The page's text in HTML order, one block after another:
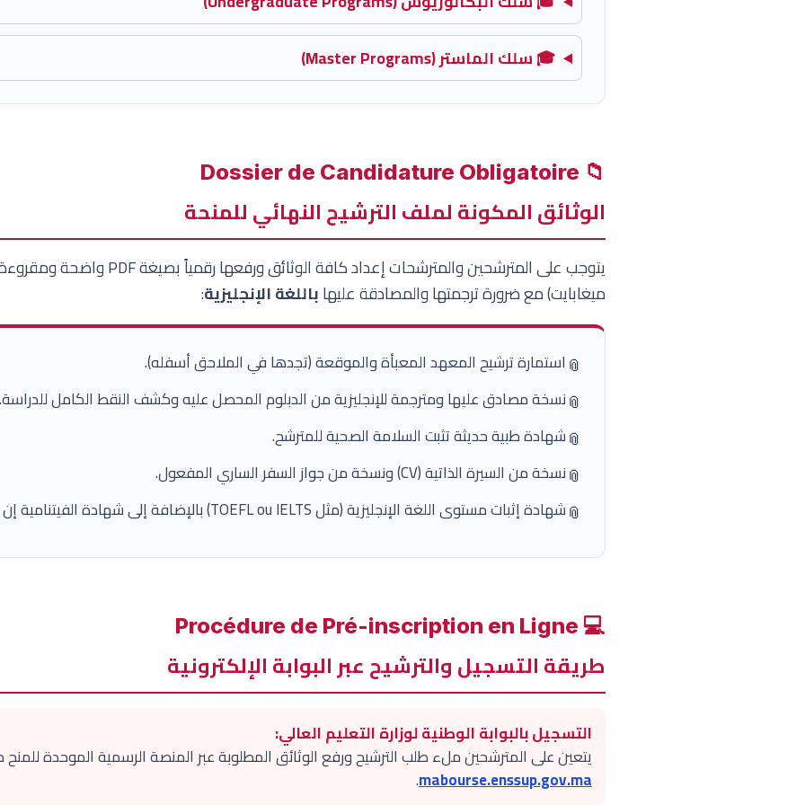
🎓 سلك الماستر (Master Programs)
📁 Dossier de Candidature Obligatoire
الوثائق المكونة لملف الترشيح النهائي للمنحة
ميغابايت) مع ضرورة ترجمتها والمصادقة عليهاباللغة الإنجليزية:
📎 استمارة ترشيح المعهد المعبأة والموقعة (تجدها في الملاحق أسفله).
📎 نسخة مصادق عليها ومترجمة للإنجليزية من الدبلوم المحصل عليه وكشف النقط الكامل للدراسة.
📎 شهادة طبية حديثة تثبت السلامة الصحية للمترشح.
📎 نسخة من السيرة الذاتية (CV) ونسخة من جواز السفر الساري المفعول.
📎 شهادة إثبات مستوى اللغة الإنجليزية (مثل TOEFL ou IELTS) بالإضافة إلى شهادة الفيتنامية إن وجدت.
💻 Procédure de Pré-inscription en Ligne
طريقة التسجيل والترشيح عبر البوابة الإلكترونية
التسجيل بالبوابة الوطنية لوزارة التعليم العالي:
يتعين على المترشحين ملء طلب الترشيح ورفع الوثائق المطلوبة عبر المنصة الرسمية الموحدة للمنح
mabourse.enssup.gov.ma
.